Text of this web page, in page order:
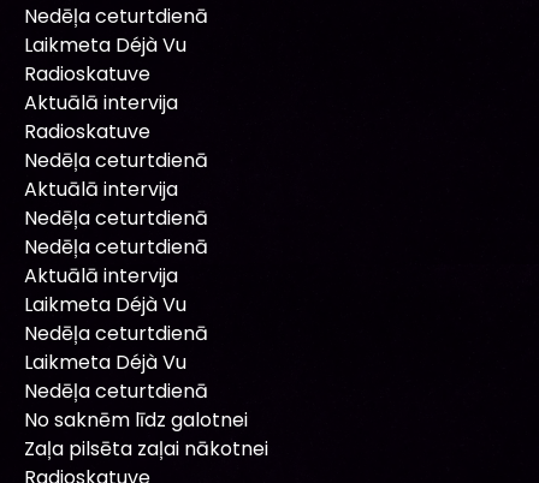
Nedēļa ceturtdienā
Laikmeta Déjà Vu
Radioskatuve
Aktuālā intervija
Radioskatuve
Nedēļa ceturtdienā
Aktuālā intervija
Nedēļa ceturtdienā
Nedēļa ceturtdienā
Aktuālā intervija
Laikmeta Déjà Vu
Nedēļa ceturtdienā
Laikmeta Déjà Vu
Nedēļa ceturtdienā
No saknēm līdz galotnei
Zaļa pilsēta zaļai nākotnei
Radioskatuve